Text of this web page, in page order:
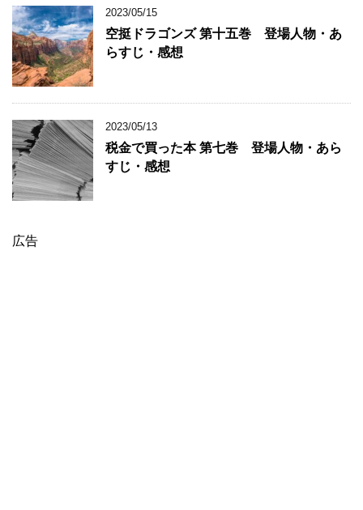
2023/05/15
空挺ドラゴンズ 第十五巻 登場人物・あ
らすじ・感想
2023/05/13
税金で買った本 第七巻 登場人物・あら
すじ・感想
広告